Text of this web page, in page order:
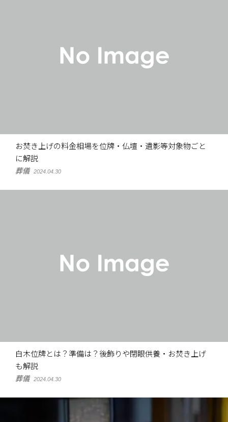
お焚き上げの料金相場を位牌・仏壇・遺影等対象物ごと
に解説
葬儀 2024.04.30
白木位牌とは？準備は？後飾りや閉眼供養・お焚き上げ
も解説
葬儀 2024.04.30